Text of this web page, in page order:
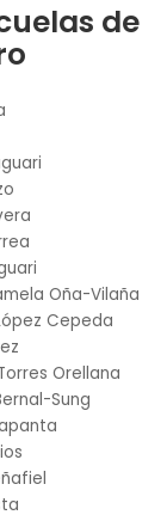
de
Oña-Vilaña
Cepeda
Orellana
Sung